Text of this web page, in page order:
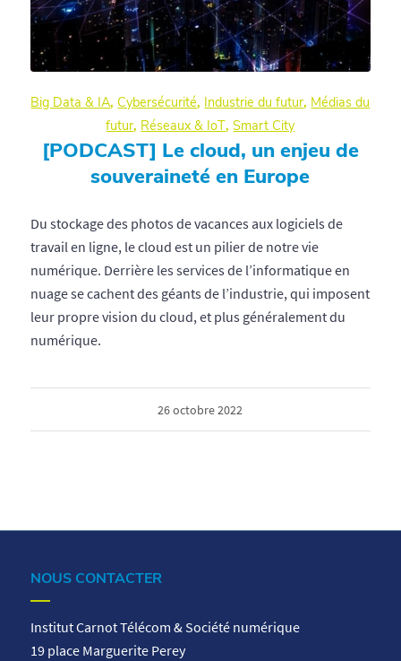
Big Data & IA,Cybersécurité, Industrie du futur, Médias du
futur, Réseaux & IoT,Smart City
[PODCAST] Le cloud, un enjeu de
souveraineté en Europe
Du stockage des photos de vacances aux logiciels de
travail en ligne, le cloud est un pilier de notre vie
numérique. Derrière les services de l’informatique en
nuage se cachent des géants de l’industrie, qui imposent
leur propre vision du cloud, et plus généralement du
numérique.
26 octobre 2022
NOUS CONTACTER
Institut Carnot Télécom & Société numérique
19 place Marguerite Perey